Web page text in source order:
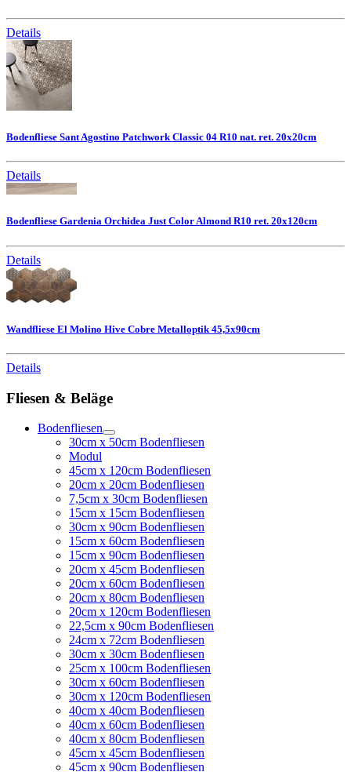
Details
Bodenfliese Sant Agostino Patchwork Classic 04 R10 nat. ret. 20x20cm
Details
Bodenfliese Gardenia Orchidea Just Color Almond R10 ret. 20x120cm
Details
Wandfliese El Molino Hive Cobre Metalloptik 45,5x90cm
Details
Fliesen & Beläge
Bodenfliesen
30cm x 50cm Bodenfliesen
Modul
45cm x 120cm Bodenfliesen
20cm x 20cm Bodenfliesen
7,5cm x 30cm Bodenfliesen
15cm x 15cm Bodenfliesen
30cm x 90cm Bodenfliesen
15cm x 60cm Bodenfliesen
15cm x 90cm Bodenfliesen
20cm x 45cm Bodenfliesen
20cm x 60cm Bodenfliesen
20cm x 80cm Bodenfliesen
20cm x 120cm Bodenfliesen
22,5cm x 90cm Bodenfliesen
24cm x 72cm Bodenfliesen
30cm x 30cm Bodenfliesen
25cm x 100cm Bodenfliesen
30cm x 60cm Bodenfliesen
30cm x 120cm Bodenfliesen
40cm x 40cm Bodenfliesen
40cm x 60cm Bodenfliesen
40cm x 80cm Bodenfliesen
45cm x 45cm Bodenfliesen
45cm x 90cm Bodenfliesen